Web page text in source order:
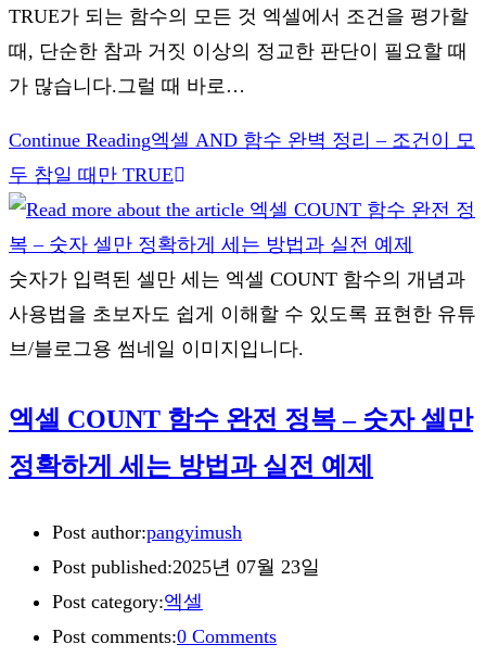
TRUE가 되는 함수의 모든 것 엑셀에서 조건을 평가할
때, 단순한 참과 거짓 이상의 정교한 판단이 필요할 때
가 많습니다.그럴 때 바로…
Continue Reading엑셀 AND 함수 완벽 정리 – 조건이 모
두 참일 때만 TRUE
숫자가 입력된 셀만 세는 엑셀 COUNT 함수의 개념과
사용법을 초보자도 쉽게 이해할 수 있도록 표현한 유튜
브/블로그용 썸네일 이미지입니다.
엑셀 COUNT 함수 완전 정복 – 숫자 셀만
정확하게 세는 방법과 실전 예제
Post author:pangyimush
Post published:2025년 07월 23일
Post category:엑셀
Post comments:0 Comments